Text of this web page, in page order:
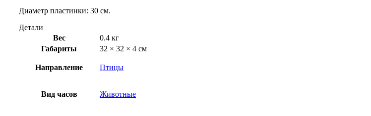
Диаметр пластинки: 30 см.
Детали
Вес
0.4 кг
Габариты
32 × 32 × 4 см
Направление Птицы
Вид часов Животные